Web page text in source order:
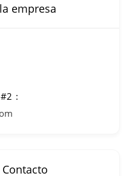
empresa